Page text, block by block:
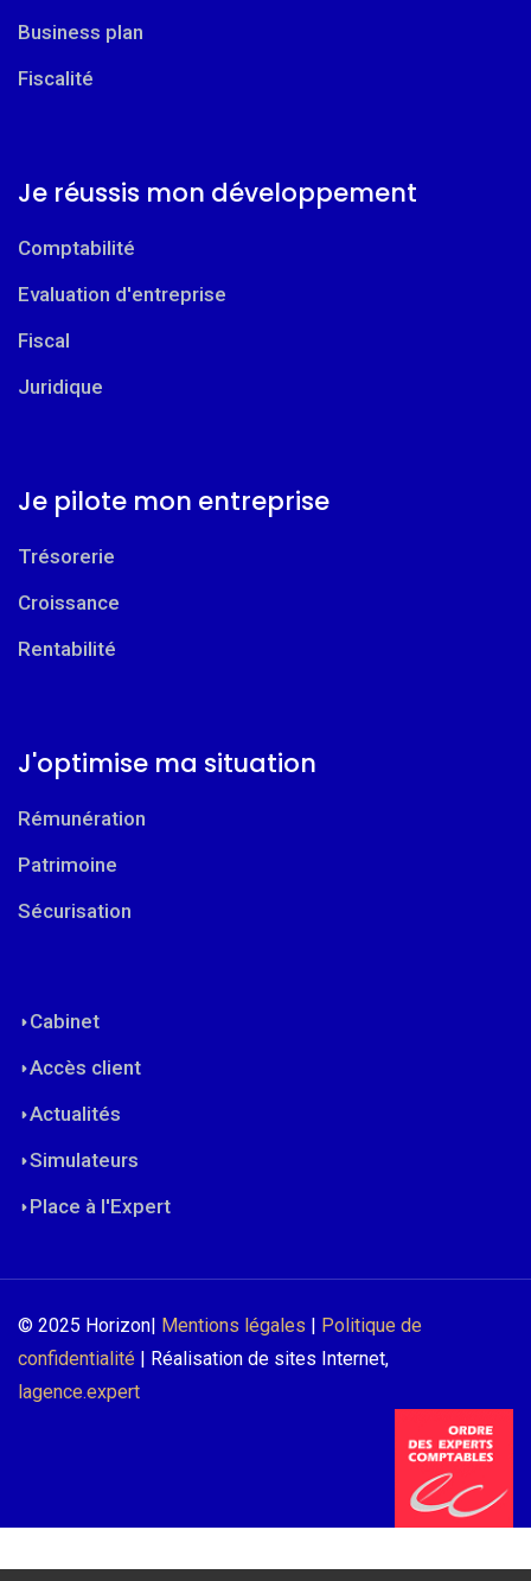
Business plan
Fiscalité
Je réussis mon développement
Comptabilité
Evaluation d'entreprise
Fiscal
Juridique
Je pilote mon entreprise
Trésorerie
Croissance
Rentabilité
J'optimise ma situation
Rémunération
Patrimoine
Sécurisation
Cabinet
Accès client
Actualités
Simulateurs
Place à l'Expert
© 2025 Horizon| Mentions légales
Politique de
confidentialité | Réalisation de sites Internet,
lagence.expert